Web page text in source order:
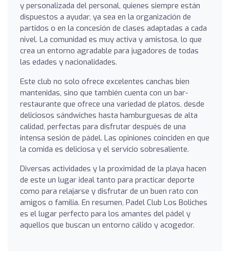
y personalizada del personal, quienes siempre están
dispuestos a ayudar, ya sea en la organización de
partidos o en la concesión de clases adaptadas a cada
nivel. La comunidad es muy activa y amistosa, lo que
crea un entorno agradable para jugadores de todas
las edades y nacionalidades.
Este club no solo ofrece excelentes canchas bien
mantenidas, sino que también cuenta con un bar-
restaurante que ofrece una variedad de platos, desde
deliciosos sándwiches hasta hamburguesas de alta
calidad, perfectas para disfrutar después de una
intensa sesión de pádel. Las opiniones coinciden en que
la comida es deliciosa y el servicio sobresaliente.
Diversas actividades y la proximidad de la playa hacen
de este un lugar ideal tanto para practicar deporte
como para relajarse y disfrutar de un buen rato con
amigos o familia. En resumen, Padel Club Los Boliches
es el lugar perfecto para los amantes del pádel y
aquellos que buscan un entorno cálido y acogedor.